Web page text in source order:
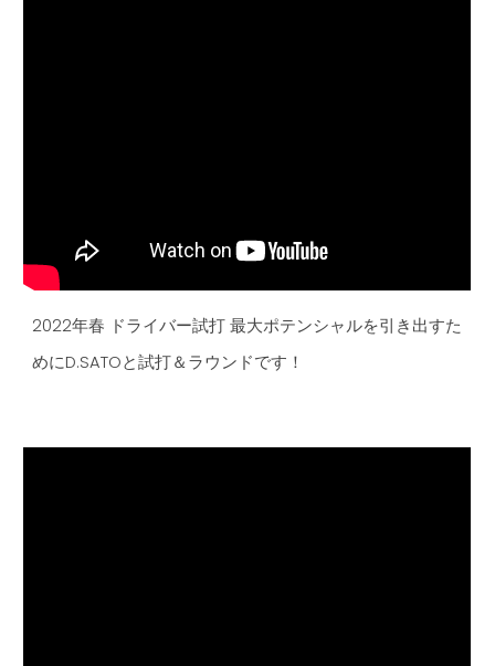
2022年春 ドライバー試打 最大ポテンシャルを引き出すた
めにD.SATOと試打＆ラウンドです！